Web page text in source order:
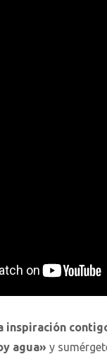
inspiración
agua» y